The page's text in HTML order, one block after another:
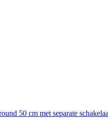
50 cm met separate